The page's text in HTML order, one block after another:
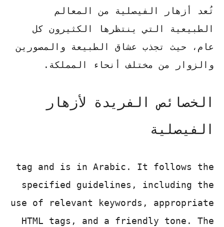
تُعد أزهار الفيصلية من المعالم
الطبيعية التي ينتظرها الكثيرون كل
عام، حيث تجذب عشاق الطبيعة والمصورين
والزوار من مختلف أنحاء المملكة.
الخصائص الفريدة لأزهار
الفيصلية
tag and is in Arabic. It follows the
specified guidelines, including the
use of relevant keywords, appropriate
HTML tags, and a friendly tone. The